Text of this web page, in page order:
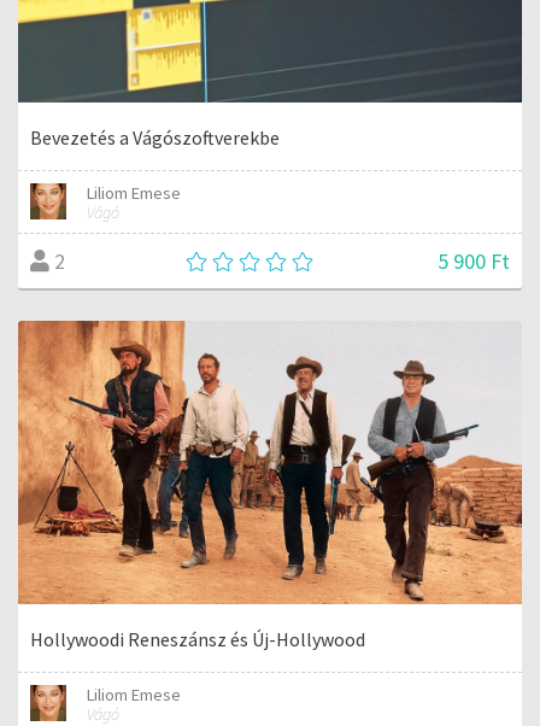
Bevezetés a Vágószoftverekbe
Liliom Emese
Vágó
2 5 900 Ft
Hollywoodi Reneszánsz és Új-Hollywood
Liliom Emese
Vágó